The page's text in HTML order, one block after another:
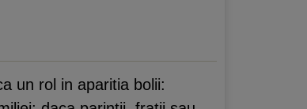
un rol in aparitia bolii: